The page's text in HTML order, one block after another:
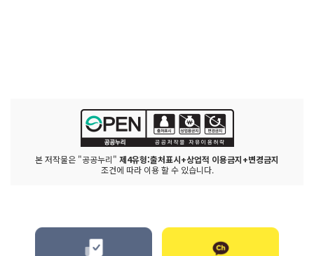
본 저작물은 "공공누리" 제4유형:출처표시+상업적 이용금지+변경금지
조건에 따라 이용 할 수 있습니다.